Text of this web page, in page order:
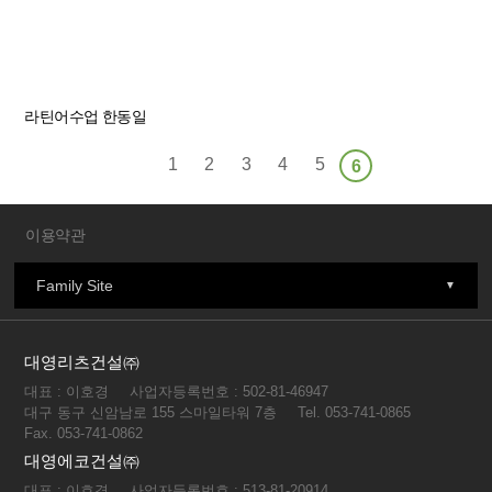
라틴어수업 한동일
1 2 3 4 5 6
이용약관
Family Site
대영리츠건설㈜
대표 : 이호경
사업자등록번호 : 502-81-46947
대구 동구 신암남로 155 스마일타워 7층
Tel. 053-741-0865
Fax. 053-741-0862
대영에코건설㈜